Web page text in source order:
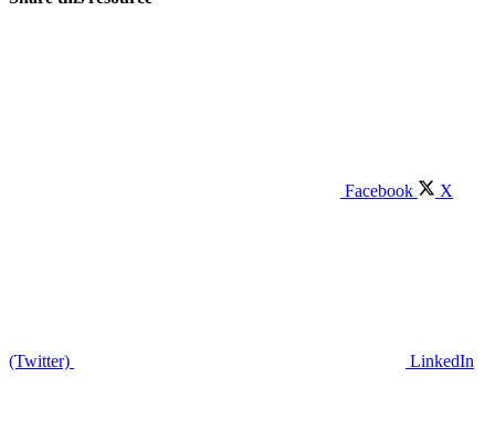
Facebook X
(Twitter) LinkedIn